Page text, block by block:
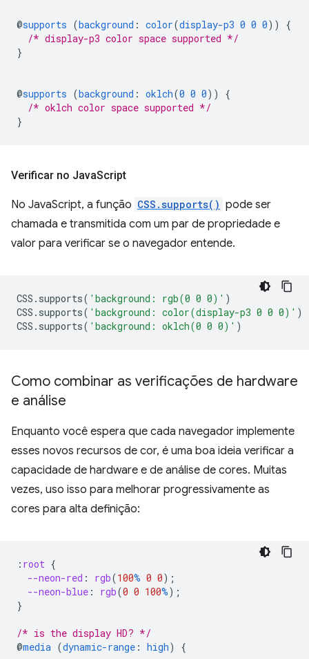
@supports (background : color(display-p3 0 0 0))
{
/* display-p3 color space supported */
}
@supports (background : oklch(0 0 0))
{
/* oklch color space supported */
}
Verificar no JavaScript
No JavaScript, a função CSS.supports() pode ser
chamada e transmitida com um par de propriedade e
valor para verificar se o navegador entende.
CSS . supports( 'background: rgb(0 0 0)' )
CSS . supports( 'background: color(display-p3 0 0 0)' )
CSS . supports( 'background: oklch(0 0 0)' )
Como combinar as verificações de hardware
e análise
Enquanto você espera que cada navegador implemente
esses novos recursos de cor, é uma boa ideia verificar a
capacidade de hardware e de análise de cores. Muitas
vezes, uso isso para melhorar progressivamente as
cores para alta definição:
: root {
--neon-red : rgb(100% 0 0);
--neon-blue : rgb(0 0 100%);
}
/* is the display HD? */
@media (dynamic-range : high) {